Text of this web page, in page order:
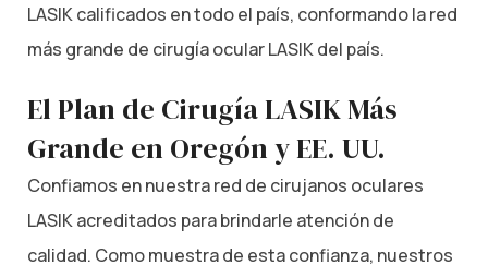
LASIK calificados en todo el país, conformando la red
más grande de cirugía ocular LASIK del país.
El Plan de Cirugía LASIK Más
Grande en Oregón y EE. UU.
Confiamos en nuestra red de cirujanos oculares
LASIK acreditados para brindarle atención de
calidad. Como muestra de esta confianza, nuestros